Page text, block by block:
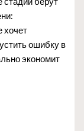
хочет
ошибку в
экономит